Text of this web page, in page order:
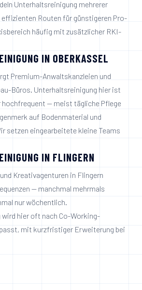
Unterhaltsreinigung mehrerer
effizienten Routen für günstigeren Pro-
häufig mit zusätzlicher RKI-
IN OBERKASSEL
Premium-Anwaltskanzleien und
Büros. Unterhaltsreinigung hier ist
— meist tägliche Pflege
auf Bodenmaterial und
setzen eingearbeitete kleine Teams
IN FLINGERN
Kreativagenturen in Flingern
— manchmal mehrmals
nur wöchentlich.
hier oft nach Co-Working-
mit kurzfristiger Erweiterung bei